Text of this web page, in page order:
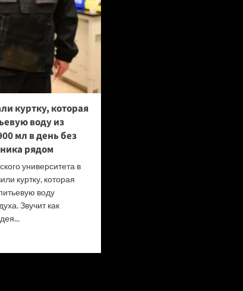
куртку, которая
воду из
мл в день без
рядом
университета в
куртку, которая
воду
Звучит как